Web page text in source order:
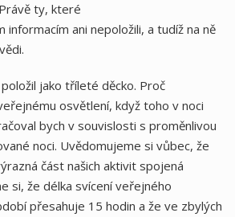
ty, které
ani nepoložili, a tudíž na ně
jako tříleté děcko. Proč
osvětlení, když toho v noci
bych v souvislosti s proměnlivou
noci. Uvědomujeme si vůbec, že
část našich aktivit spojená
si, že délka svícení veřejného
přesahuje 15 hodin a že ve zbylých